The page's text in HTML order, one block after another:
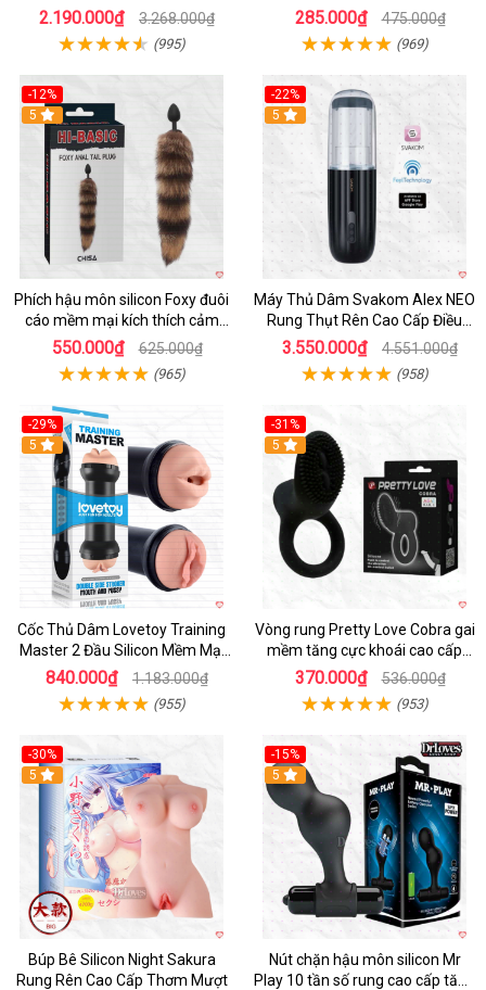
2.190.000₫ 3.268.000₫
(995)
Thời Gian
285.000₫ 475.000₫
(969)
-12%
Hot
5
Phích hậu môn silicon Foxy đuôi
cáo mềm mại kích thích cảm
giác mới
550.000₫ 625.000₫
(965)
-22%
5
Máy Thủ Dâm Svakom Alex NEO
Rung Thụt Rên Cao Cấp Điều
Khiển App
3.550.000₫ 4.551.000₫
(958)
-29%
Hot
5
Cốc Thủ Dâm Lovetoy Training
Master 2 Đầu Silicon Mềm Mại
Tiện Lợi
840.000₫ 1.183.000₫
(955)
-31%
5
Vòng rung Pretty Love Cobra gai
mềm tăng cực khoái cao cấp
chính hãng
370.000₫ 536.000₫
(953)
-30%
Hot
5
Búp Bê Silicon Night Sakura
Rung Rên Cao Cấp Thơm Mượt
-15%
Hot
5
Nút chặn hậu môn silicon Mr
Play 10 tần số rung cao cấp tăng